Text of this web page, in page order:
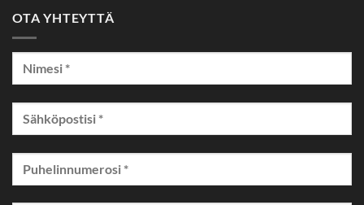
OTA YHTEYTTÄ